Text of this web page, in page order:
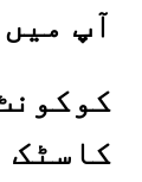
آپ
کاسٹک